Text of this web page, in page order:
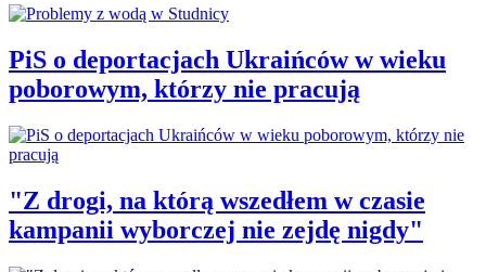
PiS o deportacjach Ukraińców w wieku
poborowym, którzy nie pracują
"Z drogi, na którą wszedłem w czasie
kampanii wyborczej nie zejdę nigdy"